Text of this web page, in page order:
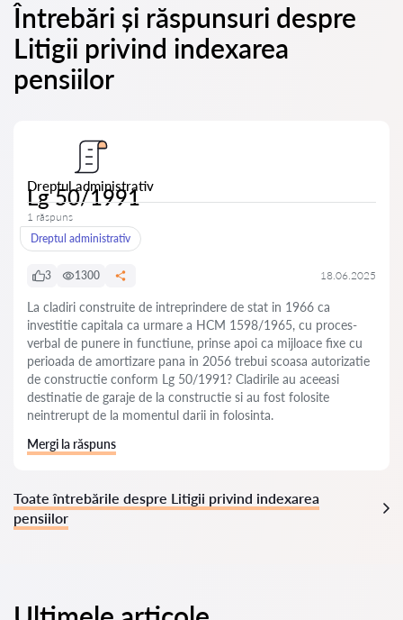
Întrebări și răspunsuri despre
Litigii privind indexarea
pensiilor
Dreptul administrativ
Lg 50/1991
1 răspuns
Dreptul administrativ
3 1300 18.06.2025
La cladiri construite de intreprindere de stat in 1966 ca
investitie capitala ca urmare a HCM 1598/1965, cu proces-
verbal de punere in functiune, prinse apoi ca mijloace fixe cu
perioada de amortizare pana in 2056 trebui scoasa autorizatie
de constructie conform Lg 50/1991? Cladirile au aceeasi
destinatie de garaje de la constructie si au fost folosite
neintrerupt de la momentul darii in folosinta.
Mergi la răspuns
Toate întrebările despre Litigii privind indexarea
pensiilor